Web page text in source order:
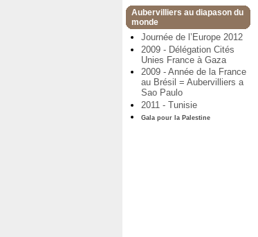
Aubervilliers au diapason du
monde
Journée de l’Europe 2012
2009 - Délégation Cités
Unies France à Gaza
2009 - Année de la France
au Brésil = Aubervilliers a
Sao Paulo
2011 - Tunisie
Gala pour la Palestine